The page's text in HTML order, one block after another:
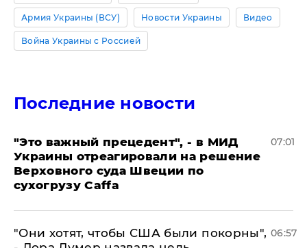
Армия Украины (ВСУ) Новости Украины Видео
Война Украины с Россией
Последние новости
"Это важный прецедент", - в МИД
Украины отреагировали на решение
Верховного суда Швеции по
сухогрузу Caffa
07:01
"Они хотят, чтобы США были покорны", 06:57